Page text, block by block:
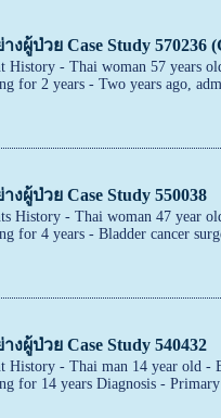
งผู้ป่วย Case Study 570236
History - Thai woman 57 years
for 2 years - Two years ago,
งผู้ป่วย Case Study 550038
History - Thai woman 47 year
for 4 years - Bladder cancer
งผู้ป่วย Case Study 540432
History - Thai man 14 year old
for 14 years Diagnosis -